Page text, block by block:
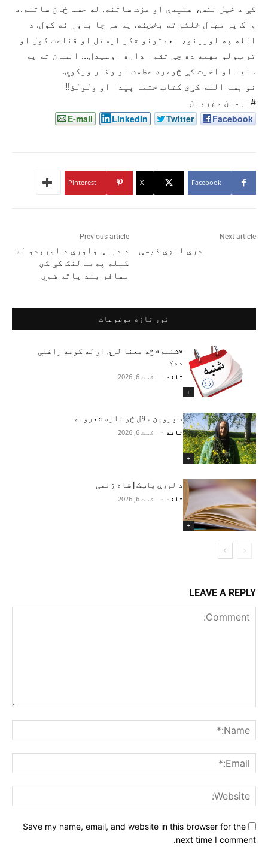
کې د خپل نفس، عقیدې او عزت ساتنه. له حسد ځان ساتنه.د
واک پر مهال خلکو ته بخښنه. په هر چا باور نه کول. د
الله په لورينو، نعمتونو شکر ایستل او قناعت کول او
تر ټولو مهمه ده چې تقوا داره اوسيدل… انسان ته په
دنيا او آخرت کې څومره عظمت او وقار ورکوي.
نو بسم الله کړئ کتاب حتما پيدا او ولولئ!!
#ارمان مهربان
Facebook
Twitter
LinkedIn
E-mail
Facebook
X
Pinterest
Previous article
د درنې واورې د اورېدو له
کبله په سالنګ کې ګڼ
مسافر بند پاته شوي
Next article
درې لنډې کیسې
نور تازه موضوعات
+
«شنبه» څه معنا لري او له کومه راغلې
ده؟
تاند - اګست 6, 2026
+
د پروین ملال څو تازه شعرونه
تاند - اګست 6, 2026
+
د لوږې پاټک | شاه زلمی
تاند - اګست 6, 2026
LEAVE A REPLY
Save my name, email, and website in this browser for the
next time I comment.